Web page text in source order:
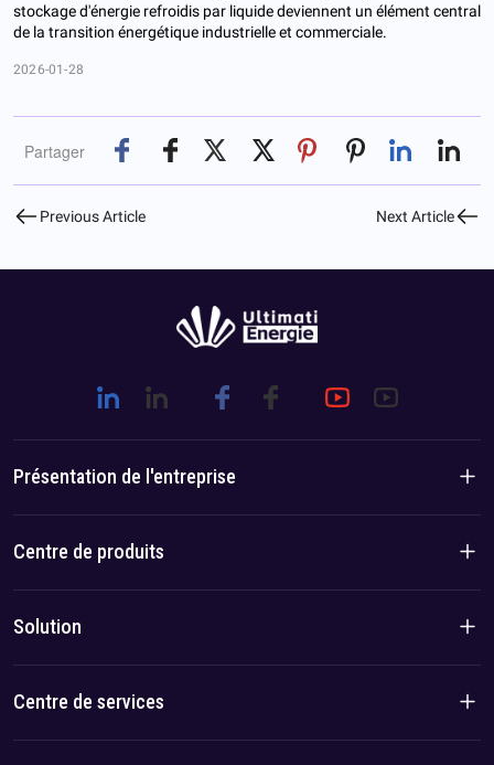
stockage d'énergie refroidis par liquide deviennent un élément central
de la transition énergétique industrielle et commerciale.
2026-01-28
Partager
Previous Article Next Article
Présentation de l'entreprise
Présentation de l'entreprise
Avantage équipe/local
Centre de produits
Produits résidentiels
Solution
Solution
Centre de services
politique de confidentialité